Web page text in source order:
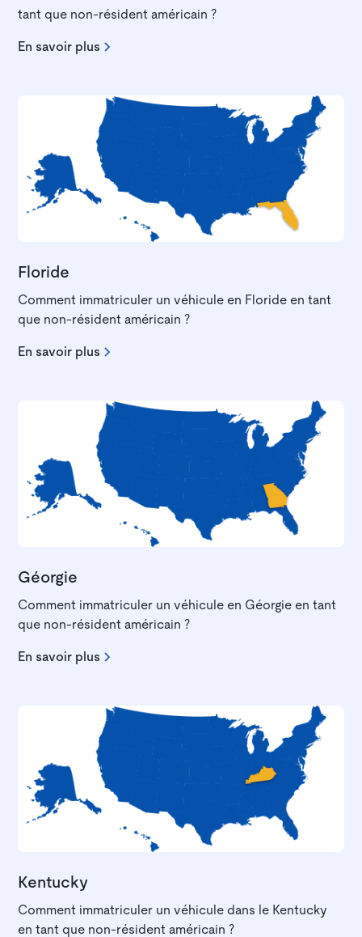
tant que non-résident américain ?
En savoir plus
Floride
Comment immatriculer un véhicule en Floride en tant
que non-résident américain ?
En savoir plus
Géorgie
Comment immatriculer un véhicule en Géorgie en tant
que non-résident américain ?
En savoir plus
Kentucky
Comment immatriculer un véhicule dans le Kentucky
en tant que non-résident américain ?